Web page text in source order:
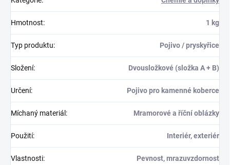
Hmotnost: 1 kg
Typ produktu: Pojivo / pryskyřice
Složení: Dvousložkové (složka A + B)
Určení: Pojivo pro kamenné koberce
Míchaný materiál : Mramorové a říční oblázky
Použití: Interiér, exteriér
Vlastnosti: Pevnost, mrazuvzdornost